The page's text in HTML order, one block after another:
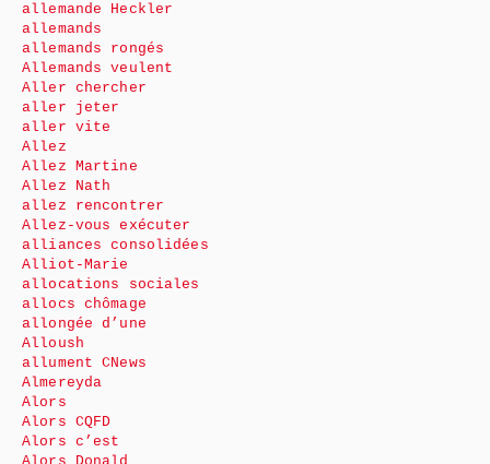
allemande Heckler
allemands
allemands rongés
Allemands veulent
Aller chercher
aller jeter
aller vite
Allez
Allez Martine
Allez Nath
allez rencontrer
Allez-vous exécuter
alliances consolidées
Alliot-Marie
allocations sociales
allocs chômage
allongée d’une
Alloush
allument CNews
Almereyda
Alors
Alors CQFD
Alors c’est